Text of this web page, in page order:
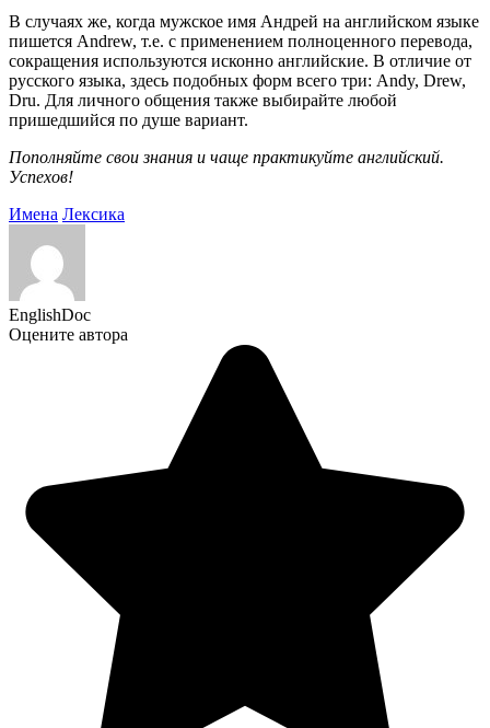
В случаях же, когда мужское имя Андрей на английском языке
пишется Andrew, т.е. с применением полноценного перевода,
сокращения используются исконно английские. В отличие от
русского языка, здесь подобных форм всего три: Andy, Drew,
Dru. Для личного общения также выбирайте любой
пришедшийся по душе вариант.
Пополняйте свои знания и чаще практикуйте английский.
Успехов!
Имена Лексика
EnglishDoc
Оцените автора